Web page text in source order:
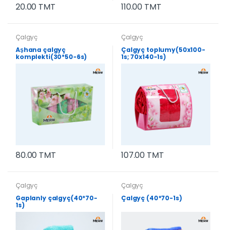
20.00 TMT 110.00 TMT
Çalgyç
Aşhana çalgyç
komplekti(30*50-6s)
80.00 TMT
Çalgyç
Çalgyç toplumy(50x100-
1s; 70x140-1s)
107.00 TMT
Çalgyç
Gaplanly çalgyç(40*70-
1s)
Çalgyç
Çalgyç (40*70-1s)